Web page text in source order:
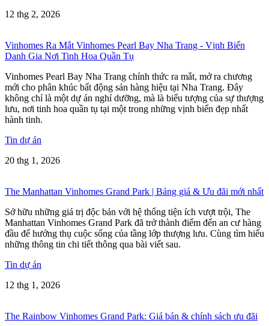
12 thg 2, 2026
Vinhomes Ra Mắt Vinhomes Pearl Bay Nha Trang - Vịnh Biển
Danh Gia Nơi Tinh Hoa Quần Tụ
Vinhomes Pearl Bay Nha Trang chính thức ra mắt, mở ra chương
mới cho phân khúc bất động sản hàng hiệu tại Nha Trang. Đây
không chỉ là một dự án nghỉ dưỡng, mà là biểu tượng của sự thượng
lưu, nơi tinh hoa quần tụ tại một trong những vịnh biển đẹp nhất
hành tinh.
Tin dự án
20 thg 1, 2026
The Manhattan Vinhomes Grand Park | Bảng giá & Ưu đãi mới nhất
Sở hữu những giá trị độc bản với hệ thống tiện ích vượt trội, The
Manhattan Vinhomes Grand Park đã trở thành điểm đến an cư hàng
đầu để hưởng thụ cuộc sống của tầng lớp thượng lưu. Cùng tìm hiểu
những thông tin chi tiết thông qua bài viết sau.
Tin dự án
12 thg 1, 2026
The Rainbow Vinhomes Grand Park: Giá bán & chính sách ưu đãi